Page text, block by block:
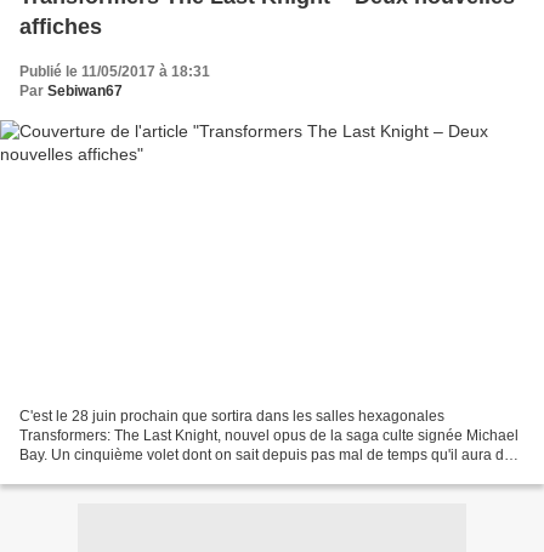
affiches
Publié le 11/05/2017 à 18:31
Par Sebiwan67
C'est le 28 juin prochain que sortira dans les salles hexagonales
Transformers: The Last Knight, nouvel opus de la saga culte signée Michael
Bay. Un cinquième volet dont on sait depuis pas mal de temps qu'il aura des